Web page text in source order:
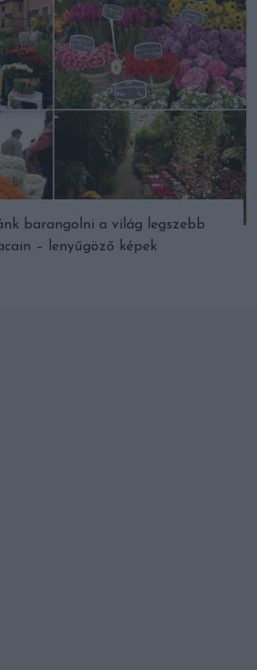
barangolni a világ legszebb
– lenyűgöző képek